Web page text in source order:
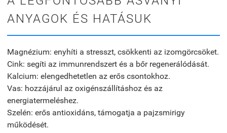
ANYAGOK ÉS HATÁSUK
Magnézium: enyhíti a stresszt, csökkenti az izomgörcsöket.
Cink: segíti az immunrendszert és a bőr regenerálódását.
Kalcium: elengedhetetlen az erős csontokhoz.
Vas: hozzájárul az oxigénszállításhoz és az
energiatermeléshez.
Szelén: erős antioxidáns, támogatja a pajzsmirigy
működését.